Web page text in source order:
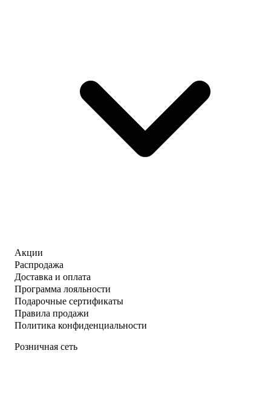
Акции
Распродажа
Доставка и оплата
Программа лояльности
Подарочные сертификаты
Правила продажи
Политика конфиденциальности
Розничная сеть